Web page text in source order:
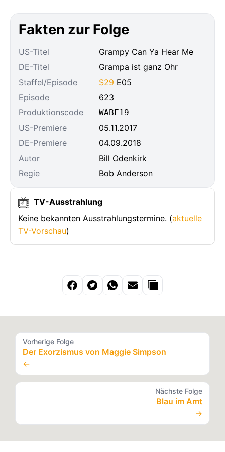
Fakten zur Folge
US-Titel
Grampy Can Ya Hear Me
DE-Titel
Grampa ist ganz Ohr
Staffel/Episode
S29 E05
Episode
623
Produktionscode
WABF19
US-Premiere
05.11.2017
DE-Premiere
04.09.2018
Autor
Bill Odenkirk
Regie
Bob Anderson
TV-Ausstrahlung
Keine bekannten Ausstrahlungstermine. (aktuelle
TV-Vorschau)
Vorherige Folge
Der Exorzismus von Maggie Simpson
←
Nächste Folge
Blau im Amt
→